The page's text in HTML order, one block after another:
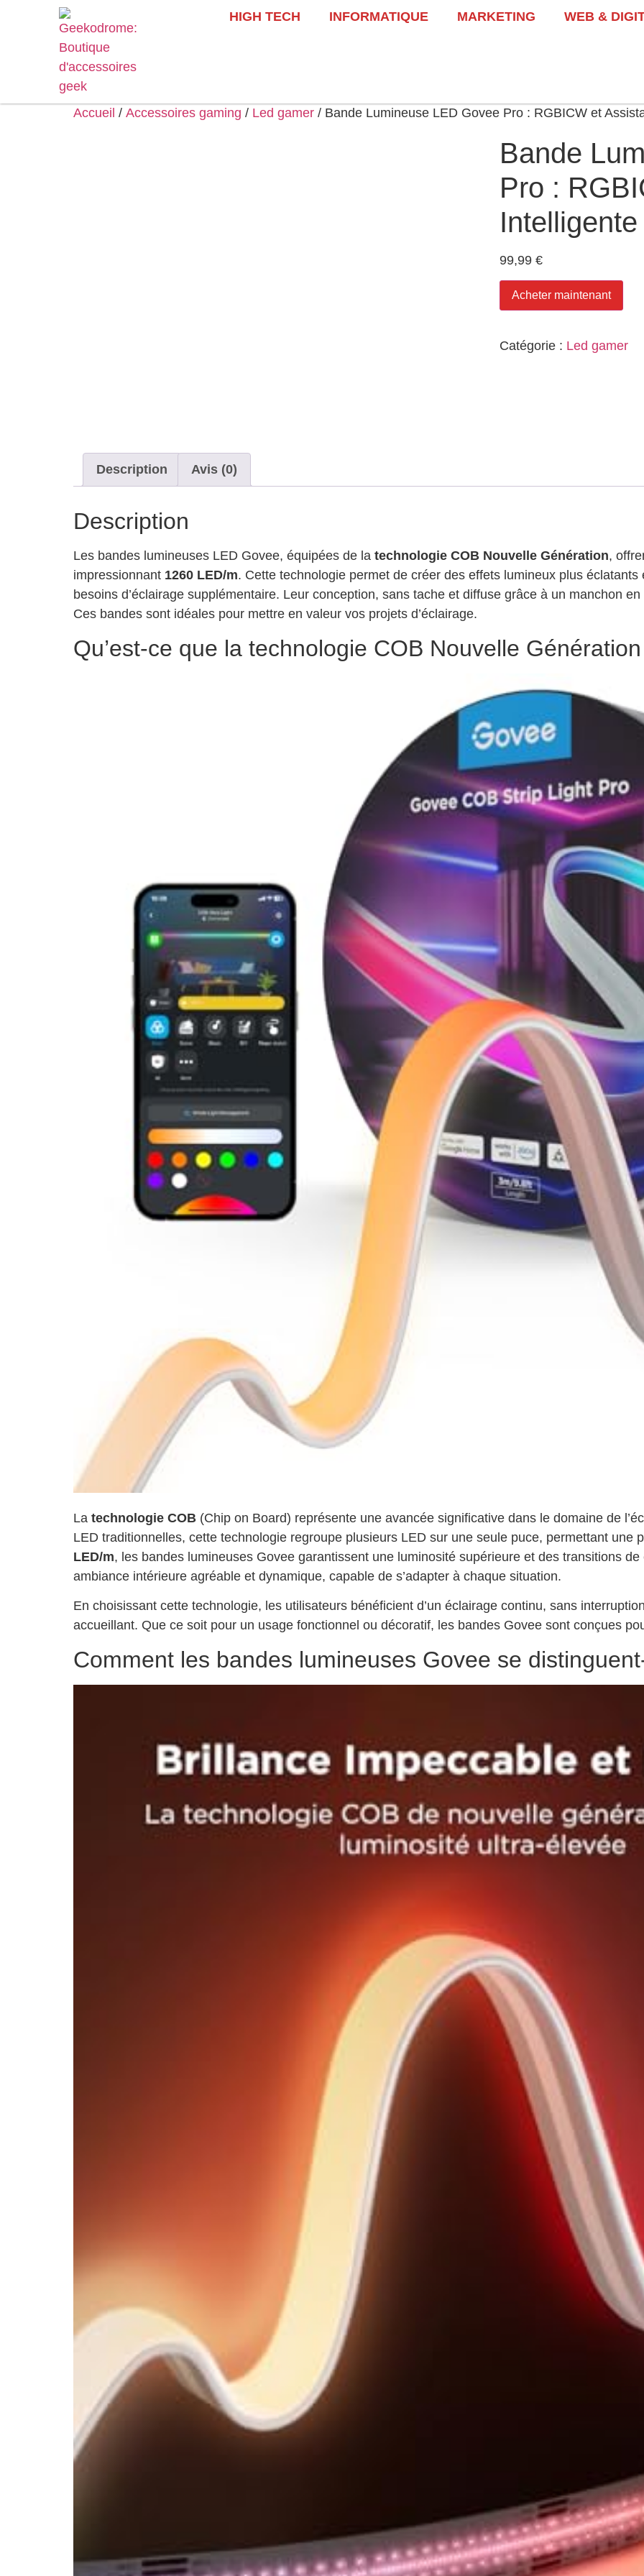
HIGH TECH INFORMATIQUE MARKETING WEB &
Accueil / Accessoires gaming / Led gamer / Bande Lumineuse LED Govee Pro : RGBICW et
Bande
Pro :
Intelligente
99,99 €
Acheter maintenant
Catégorie : Led gamer
Description Avis (0)
Description
Les bandes lumineuses LED Govee, équipées de la technologie COB Nouvelle Génération,
impressionnant 1260 LED/m. Cette technologie permet de créer des effets lumineux plus
besoins d’éclairage supplémentaire. Leur conception, sans tache et diffuse grâce à un manchon
Ces bandes sont idéales pour mettre en valeur vos projets d’éclairage.
Qu’est-ce que la technologie COB Nouvelle
La technologie COB (Chip on Board) représente une avancée significative dans le domaine de
LED traditionnelles, cette technologie regroupe plusieurs LED sur une seule puce, permettant une
LED/m, les bandes lumineuses Govee garantissent une luminosité supérieure et des transitions
ambiance intérieure agréable et dynamique, capable de s’adapter à chaque situation.
En choisissant cette technologie, les utilisateurs bénéficient d’un éclairage continu, sans
accueillant. Que ce soit pour un usage fonctionnel ou décoratif, les bandes Govee sont conçues
Comment les bandes lumineuses Govee se